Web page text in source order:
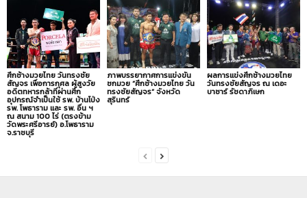
ศึกช้างมวยไทย วันทรงชัย
สัญจร เพื่อการกุศล ผู้สูงวัย
อดีตทหารกล้าที่ผ่านศึก
อุปกรณ์จำเป็นใช้ รพ. บ้านโป่ง
รพ. โพธาราม และ รพ. อื่น ฯ
ณ สนาม 100 ไร่ (ตรงข้าม
วัดพระศรีอารย์) อ.โพธาราม
จ.ราชบุรี
ภาพบรรยากาศการแข่งขัน
ชกมวย “ศึกช้างมวยไทย วัน
ทรงชัยสัญจร” จังหวัด
สุรินทร์
ผลการแข่งศึกช้างมวยไทย
วันทรงชัยสัญจร ณ เดอะ
บาซาร์ รัชดาภิเษก